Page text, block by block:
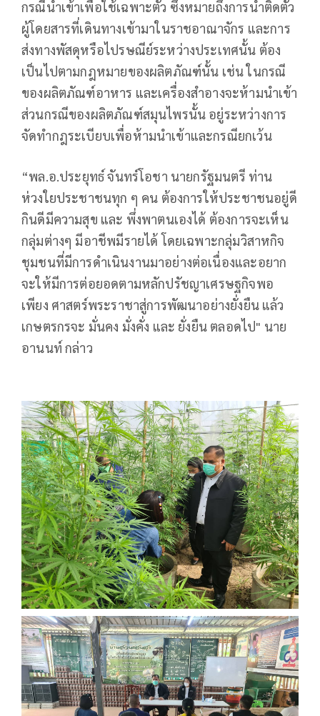
กรณีนำเข้าเพื่อใช้เฉพาะตัว ซึ่งหมายถึงการนำติดตัว
ผู้โดยสารที่เดินทางเข้ามาในราชอาณาจักร และการ
ส่งทางพัสดุหรือไปรษณีย์ระหว่างประเทศนั้น ต้อง
เป็นไปตามกฎหมายของผลิตภัณฑ์นั้น เช่น ในกรณี
ของผลิตภัณฑ์อาหาร และเครื่องสำอางจะห้ามนำเข้า
ส่วนกรณีของผลิตภัณฑ์สมุนไพรนั้น อยู่ระหว่างการ
จัดทำกฎระเบียบเพื่อห้ามนำเข้าและกรณียกเว้น
“พล.อ.ประยุทธ์ จันทร์โอชา นายกรัฐมนตรี ท่าน
ห่วงใยประชาชนทุก ๆ คน ต้องการให้ประชาชนอยู่ดี
กินดีมีความสุข และ พึ่งพาตนเองได้ ต้องการจะเห็น
กลุ่มต่างๆ มีอาชีพมีรายได้ โดยเฉพาะกลุ่มวิสาหกิจ
ชุมชนที่มีการดำเนินงานมาอย่างต่อเนื่องและอยาก
จะให้มีการต่อยอดตามหลักปรัชญาเศรษฐกิจพอ
เพียง ศาสตร์พระราชาสู่การพัฒนาอย่างยั่งยืน แล้ว
เกษตรกรจะ มั่นคง มั่งคั่ง และ ยั่งยืน ตลอดไป" นาย
อานนท์ กล่าว